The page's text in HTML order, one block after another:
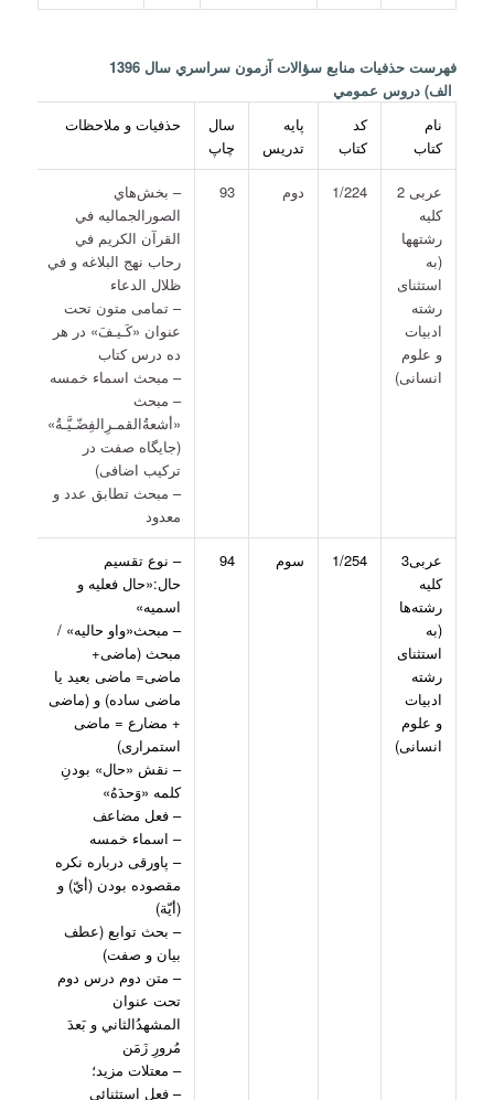
فهرست حذفيات منابع سؤالات آزمون سراسري سال 1396
الف) دروس عمومي
نام
كتاب
كد
كتاب
پايه
تدريس
سال
چاپ
حذفيات و ملاحظات
عربی 2
کليه
رشته­ها
(به
استثنای
رشته
ادبيات
و علوم
انسانی)
1/224 دوم 93
– بخش‌هاي
الصورالجماليه في
القرآن الكريم في
رحاب نهج البلاغه و في
ظلال الدعاء
– تمامی متون تحت
عنوان «کَـيـفَ» در هر
ده درس کتاب
– مبحث اسماء خمسه
– مبحث
«أشعةُالقمـرِالفِضّـيَّـةُ»
(جایگاه صفت در
ترکیب اضافی)
– مبحث تطابق عدد و
معدود
عربی3
کليه
رشته‌ها
(به
‌استثنای‌
رشته
ادبيات
و علوم
انسانی)
1/254 سوم 94
– نوع تقسیم
حال:«حال فعليه و
اسميه»
– مبحث«واو حالیه» /
مبحث (ماضی+
ماضی= ماضی بعید یا
ماضی ساده) و (ماضی
+ مضارع = ماضی
استمراری)
– نقش «حال» بودنِ
کلمه «وَحدَهُ»
– فعل مضاعف
– اسماء خمسه
– پاورقی درباره نکره
مقصوده بودن (أيّ) و
(أيّة)
– بحث توابع (عطف
بیان و صفت)
– متن دوم درس دوم
تحت عنوان
المشهدُالثاني و بَعدَ
مُرورِ زَمَن
– معتلات مزید؛
– فعل استثنائی